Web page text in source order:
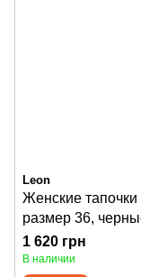
Leon
Женские
размер 36,
1 620 грн
В наличии